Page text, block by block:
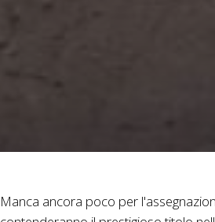
Manca ancora poco per